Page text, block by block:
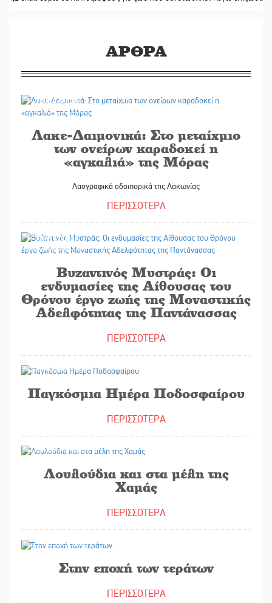
ΑΡΘΡΑ
29/05/2026
Λακε-Δαιμονικά: Στο μεταίχμιο
των ονείρων καραδοκεί η
«αγκαλιά» της Μόρας
Λαογραφικά οδοιπορικά της Λακωνίας
ΠΕΡΙΣΣΟΤΕΡΑ
26/05/2026
Βυζαντινός Μυστράς: Οι
ενδυμασίες της Αίθουσας του
Θρόνου έργο ζωής της Μοναστικής
Αδελφότητας της Παντάνασσας
ΠΕΡΙΣΣΟΤΕΡΑ
Παγκόσμια Ημέρα Ποδοσφαίρου
ΠΕΡΙΣΣΟΤΕΡΑ
Λουλούδια και στα μέλη της
Χαμάς
ΠΕΡΙΣΣΟΤΕΡΑ
Στην εποχή των τεράτων
ΠΕΡΙΣΣΟΤΕΡΑ